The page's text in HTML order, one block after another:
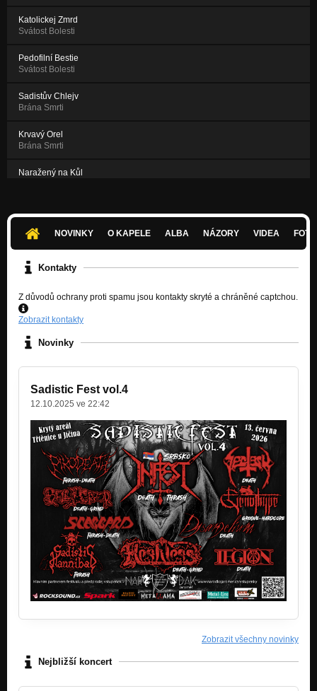
Katolickej Zmrd
Svátost Bolesti
Pedofilní Bestie
Svátost Bolesti
Sadistův Chlejv
Brána Smrti
Krvavý Orel
Brána Smrti
Naražený na Kůl
NOVINKY
O KAPELE ALBA NÁZORY VIDEA
Kontakty
Z důvodů ochrany proti spamu jsou kontakty skryté a chráněné captchou.
Zobrazit kontakty
Novinky
Sadistic Fest vol.4
12.10.2025 ve 22:42
Zobrazit všechny novinky
Nejbližší koncert